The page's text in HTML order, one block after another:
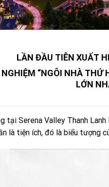
LẦN ĐẦU TIÊN XUẤT
“NGÔI NHÀ THỨ
LỚN
tại Serena Valley Thanh
là tiện ích, đó là biểu tượng